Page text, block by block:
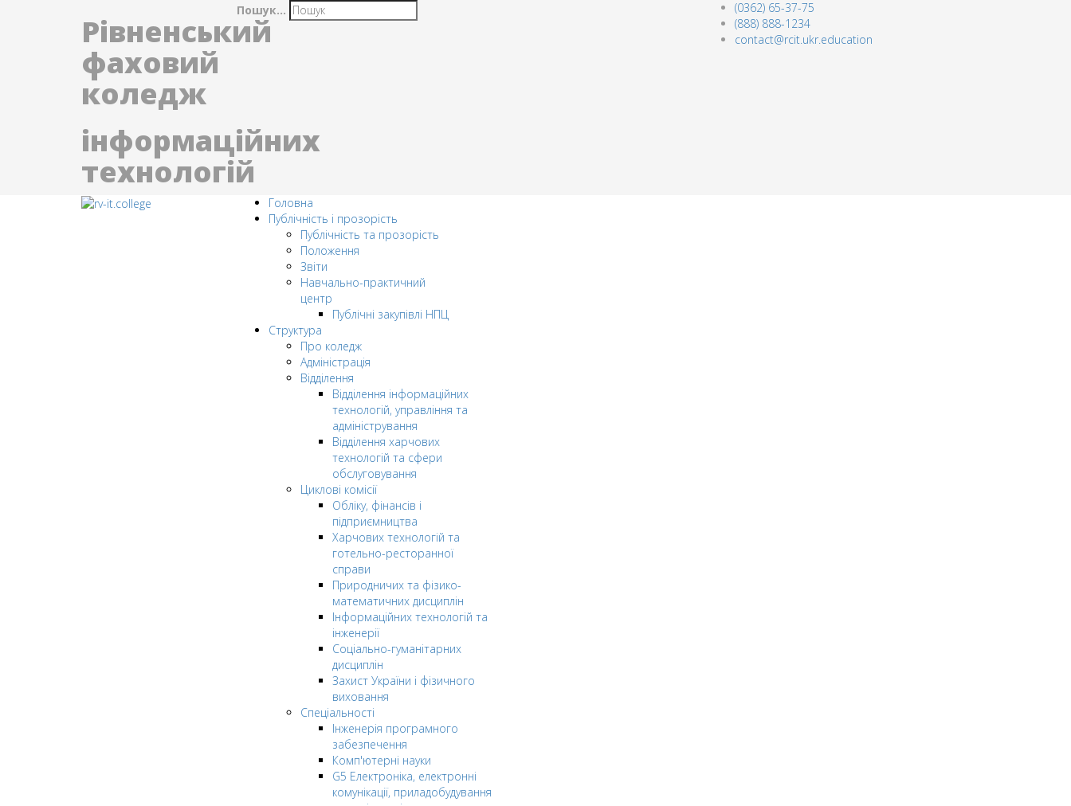
Рівненський
фаховий
коледж
інформаційних
технологій
Пошук...
(0362) 65-37-75
(888) 888-1234
contact@rcit.ukr.education
Головна
Публічність і прозорість
Публічність та прозорість
Положення
Звіти
Навчально-практичний
центр
Публічні закупівлі НПЦ
Структура
Про коледж
Адміністрація
Відділення
Відділення інформаційних
технологій, управління та
адміністрування
Відділення харчових
технологій та сфери
обслуговування
Циклові комісії
Обліку, фінансів і
підприємництва
Харчових технологій та
готельно-ресторанної
справи
Природничих та фізико-
математичних дисциплін
Інформаційних технологій та
інженерії
Соціально-гуманітарних
дисциплін
Захист України і фізичного
виховання
Спеціальності
Інженерія програмного
забезпечення
Комп'ютерні науки
G5 Електроніка, електронні
комунікації, приладобудування